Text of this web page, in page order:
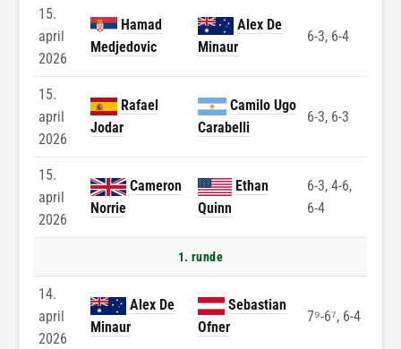
15.
april
2026
Hamad
Medjedovic
Alex De
Minaur
6-3, 6-4
15.
april
2026
Rafael
Jodar
Camilo Ugo
Carabelli
6-3, 6-3
15.
april
2026
Cameron
Norrie
Ethan
Quinn
6-3, 4-6,
6-4
1. runde
14.
april
2026
Alex De
Minaur
Sebastian
Ofner
7⁹-6⁷, 6-4